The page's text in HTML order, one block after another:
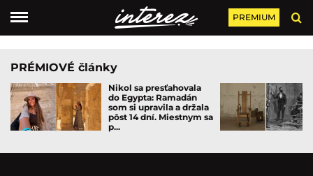
PREMIUM
PRÉMIOVÉ články
Nikol sa presťahovala
do Egypta: Ramadán
som si upravila a držala
pôst 14 dní. Miestnym sa
p...